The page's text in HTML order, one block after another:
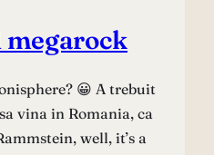
megarock
😀 A trebuit
vina in Romania, ca
well, it’s a